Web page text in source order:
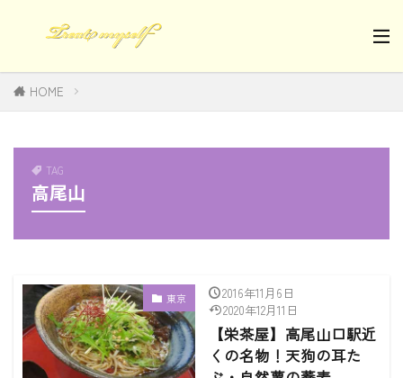
HOME
TAG
高尾山
東京
2016年11月6日
2020年12月11日
【栄茶屋】高尾山口駅近
くの名物！天狗の耳た